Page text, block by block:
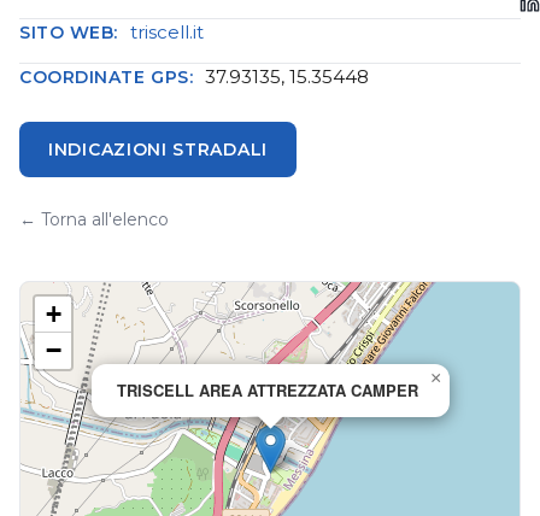
SITO WEB: triscell.it
COORDINATE GPS: 37.93135, 15.35448
INDICAZIONI STRADALI
← Torna all'elenco
TRISCELL AREA ATTREZZATA CAMPER
×
+
−